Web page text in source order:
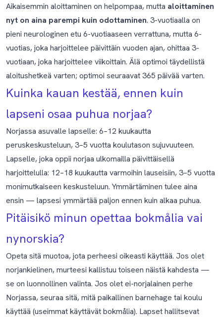
Aikaisemmin aloittaminen on helpompaa, mutta aloittaminen
nyt on aina parempi kuin odottaminen. 3-vuotiaalla on
pieni neurologinen etu 6-vuotiaaseen verrattuna, mutta 6-
vuotias, joka harjoittelee päivittäin vuoden ajan, ohittaa 3-
vuotiaan, joka harjoittelee viikoittain. Älä optimoi täydellistä
aloitushetkeä varten; optimoi seuraavat 365 päivää varten.
Kuinka kauan kestää, ennen kuin
lapseni osaa puhua norjaa?
Norjassa asuvalle lapselle: 6–12 kuukautta
peruskeskusteluun, 3–5 vuotta koulutason sujuvuuteen.
Lapselle, joka oppii norjaa ulkomailla päivittäisellä
harjoittelulla: 12–18 kuukautta varmoihin lauseisiin, 3–5 vuotta
monimutkaiseen keskusteluun. Ymmärtäminen tulee aina
ensin — lapsesi ymmärtää paljon ennen kuin alkaa puhua.
Pitäisikö minun opettaa bokmålia vai
nynorskia?
Opeta sitä muotoa, jota perheesi oikeasti käyttää. Jos olet
norjankielinen, murteesi kallistuu toiseen näistä kahdesta —
se on luonnollinen valinta. Jos olet ei-norjalainen perhe
Norjassa, seuraa sitä, mitä paikallinen barnehage tai koulu
käyttää (useimmat käyttävät bokmålia). Lapset hallitsevat